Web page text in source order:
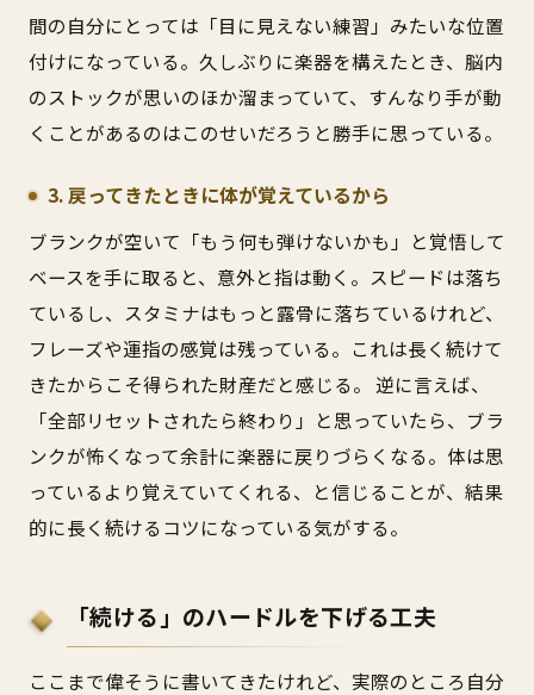
間の自分にとっては「目に見えない練習」みたいな位置
付けになっている。久しぶりに楽器を構えたとき、脳内
のストックが思いのほか溜まっていて、すんなり手が動
くことがあるのはこのせいだろうと勝手に思っている。
3. 戻ってきたときに体が覚えているから
ブランクが空いて「もう何も弾けないかも」と覚悟して
ベースを手に取ると、意外と指は動く。スピードは落ち
ているし、スタミナはもっと露骨に落ちているけれど、
フレーズや運指の感覚は残っている。これは長く続けて
きたからこそ得られた財産だと感じる。 逆に言えば、
「全部リセットされたら終わり」と思っていたら、ブラ
ンクが怖くなって余計に楽器に戻りづらくなる。体は思
っているより覚えていてくれる、と信じることが、結果
的に長く続けるコツになっている気がする。
「続ける」のハードルを下げる工夫
ここまで偉そうに書いてきたけれど、実際のところ自分